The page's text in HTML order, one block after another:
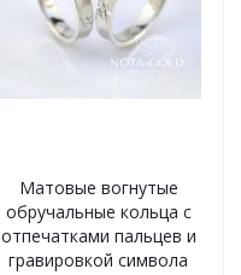
Матовые вогнутые
обручальные кольца с
отпечатками пальцев и
гравировкой символа